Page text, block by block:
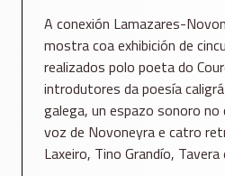
A conexión Lamazares-
mostra coa exhibición de
realizados polo poeta do
introdutores da poesía
galega, un espazo sonoro
voz de Novoneyra e catro
Laxeiro, Tino Grandío,